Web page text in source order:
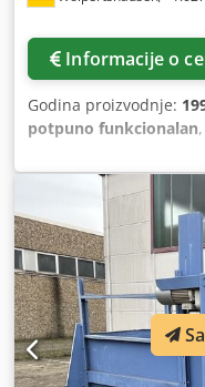
Informacije o
Godina proizvodnje:
potpuno funkcionalan
za nanošenje topljivog
rezervoara: 90 litara -
topljenja: 12 kg -
Hljkrsf - Šema i
dokumentacija se
je inspekcija uz